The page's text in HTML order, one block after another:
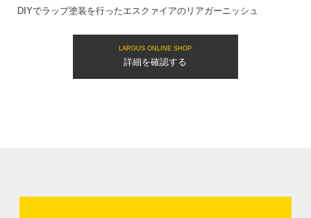
DIYでラップ塗装を行ったエスクァイアのリアガーニッシュ
LARGUS ONLINE SHOP
詳細を確認する